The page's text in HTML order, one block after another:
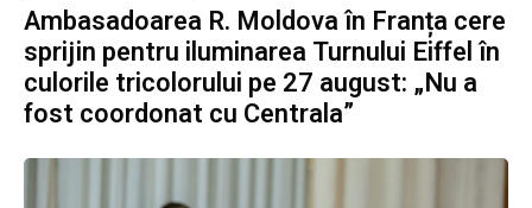
Ambasadoarea R. Moldova în Franța cere
sprijin pentru iluminarea Turnului Eiffel în
culorile tricolorului pe 27 august: „Nu a
fost coordonat cu Centrala”